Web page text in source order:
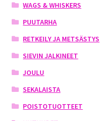
WAGS & WHISKERS
PUUTARHA
RETKEILY JA METSÄSTYS
SIEVIN JALKINEET
JOULU
SEKALAISTA
POISTOTUOTTEET